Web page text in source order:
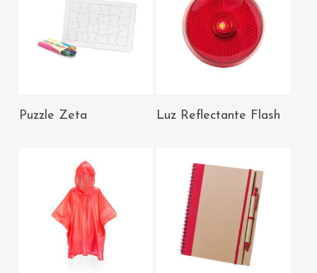
AÑADIR AL
Puzzle Zeta
AÑADIR AL
Luz Reflectante Flash